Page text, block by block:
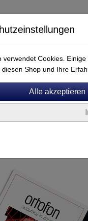
verwendet Cookies.
Shop und Ihre